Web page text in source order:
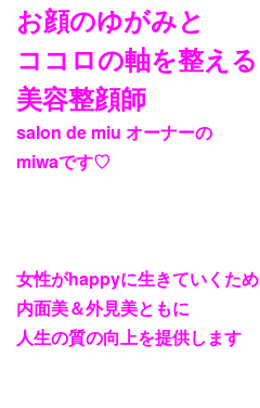
お顔のゆがみと
ココロの軸を整える
美容整顔師
salon de miu オーナーの
miwaです♡
女性がhappyに生きていくため
内面美＆外見美ともに
人生の質の向上を提供します